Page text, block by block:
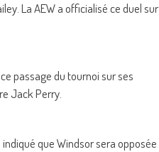
La AEW a officialisé ce duel sur
passage du tournoi sur ses
Jack Perry.
que Windsor sera opposée